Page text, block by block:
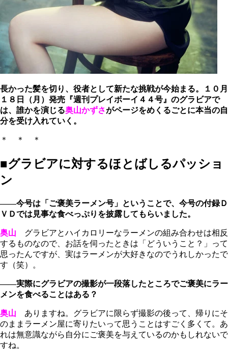
長かった髪を切り、役者として新たな挑戦が今始まる。１０月
１８日（月）発売『週刊プレイボーイ４４号』のグラビアで
は、誰かを演じる奥山かずさがページをめくるごとに本当の自
分を受け入れていく。
＊ ＊ ＊
■グラビアに対するほとばしるパッショ
ン
――今号は「ご褒美ラーメン号」ということで、今号の付録Ｄ
ＶＤでは見事な食べっぷりを披露してもらいました。
奥山 グラビアとハイカロリーなラーメンの組み合わせは相反
するものなので、お話を伺ったときは「どういうこと？」って
思ったんですが、実はラーメンが大好きなのでうれしかったで
す（笑）。
――実際にグラビアの撮影が一段落したところでご褒美にラー
メンを食べることはある？
奥山 ありますね。グラビアに限らず撮影の後って、帰りにそ
のままラーメン屋に寄りたいって思うことはすごく多くて。あ
れは無意識ながら自分にご褒美を与えているのかもしれないで
すね。